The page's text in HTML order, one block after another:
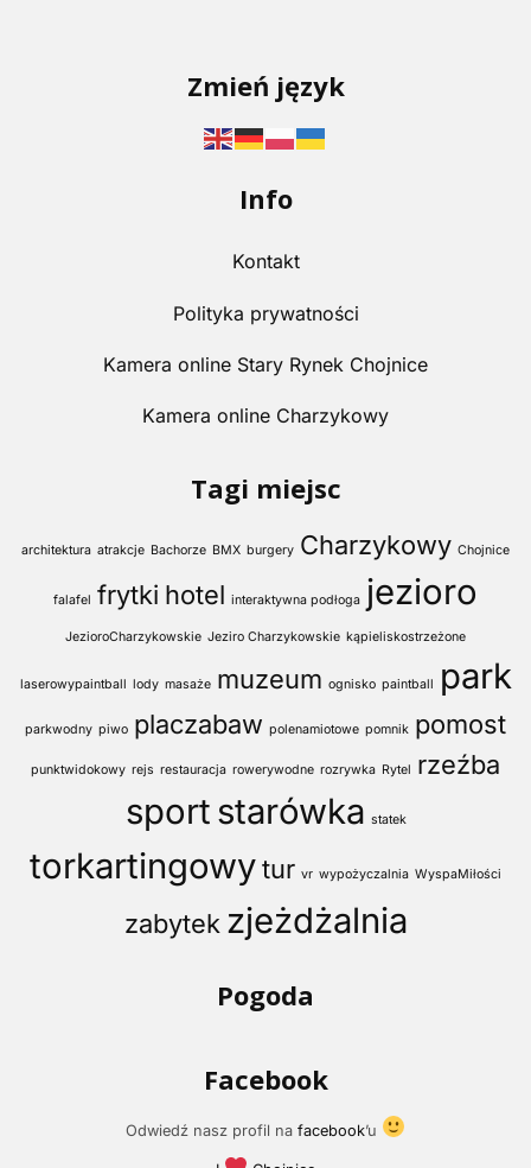
Zmień język
Info
Kontakt
Polityka prywatności
Kamera online Stary Rynek Chojnice
Kamera online Charzykowy
Tagi miejsc
architektura atrakcje Bachorze BMX burgery Charzykowy Chojnice
falafel frytki hotel interaktywna podłoga jezioro
JezioroCharzykowskie Jeziro Charzykowskie kąpieliskostrzeżone
laserowypaintball lody masaże muzeum ognisko paintball park
parkwodny piwo placzabaw polenamiotowe pomnik pomost
punktwidokowy rejs restauracja rowerywodne rozrywka Rytel rzeźba
sport starówka statek
torkartingowytur vr wypożyczalnia WyspaMiłości
zabytek zjeżdżalnia
Pogoda
Facebook
Odwiedź nasz profil nafacebook’u